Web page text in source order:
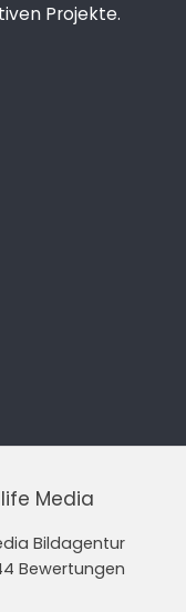
Projekte.
Media
Bildagentur
Bewertungen